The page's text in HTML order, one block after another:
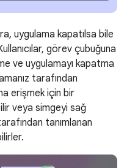
uygulama kapatılsa bile
görev çubuğuna
ve uygulamayı kapatma
tarafından
erişmek için bir
veya simgeyi sağ
tanımlanan